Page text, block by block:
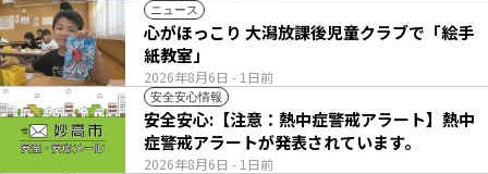
ニュース
2026年8月6日 - 1日前
心がほっこり 大潟放課後児童クラブで「絵手
紙教室」
安全安心情報
2026年8月6日 - 1日前
安全安心:【注意：熱中症警戒アラート】熱中
症警戒アラートが発表されています。